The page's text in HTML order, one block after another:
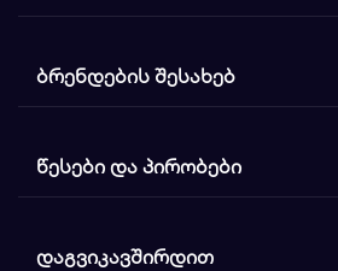
ᲑᲠᲔᲜᲓᲔᲑᲘᲡ ᲨᲔᲡᲐᲮᲔᲑ
ᲬᲔᲡᲔᲑᲘ ᲓᲐ ᲞᲘᲠᲝᲑᲔᲑᲘ
ᲓᲐᲒᲕᲘᲙᲐᲕᲨᲘᲠᲓᲘᲗ